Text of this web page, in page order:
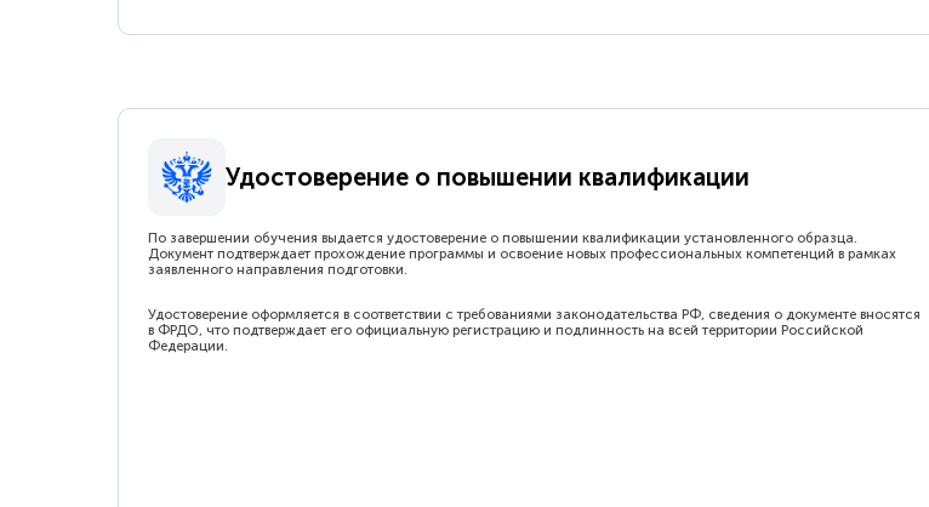
Удостоверение о повышении квалификации
По завершении обучения выдается удостоверение о повышении квалификации установленного образца.
Документ подтверждает прохождение программы и освоение новых профессиональных компетенций в рамках
заявленного направления подготовки.
Удостоверение оформляется в соответствии с требованиями законодательства РФ, сведения о документе вносятся
в ФРДО, что подтверждает его официальную регистрацию и подлинность на всей территории Российской
Федерации.